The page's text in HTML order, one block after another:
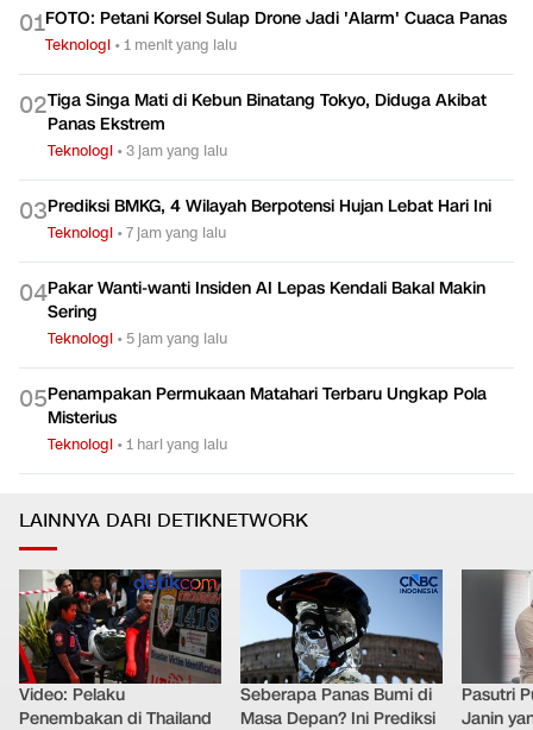
01FOTO: Petani Korsel Sulap Drone Jadi 'Alarm' Cuaca Panas
Teknologi •1 menit yang lalu
02Tiga Singa Mati di Kebun Binatang Tokyo, Diduga Akibat
Panas Ekstrem
Teknologi •3 jam yang lalu
03Prediksi BMKG, 4 Wilayah Berpotensi Hujan Lebat Hari Ini
Teknologi •7 jam yang lalu
04Pakar Wanti-wanti Insiden AI Lepas Kendali Bakal Makin
Sering
Teknologi • 5 jam yang lalu
05Penampakan Permukaan Matahari Terbaru Ungkap Pola
Misterius
Teknologi •1 hari yang lalu
LAINNYA DARI DETIKNETWORK
Video: Pelaku
Penembakan di Thailand
Seberapa Panas Bumi di
Masa Depan? Ini Prediksi
Pasutri
Janin